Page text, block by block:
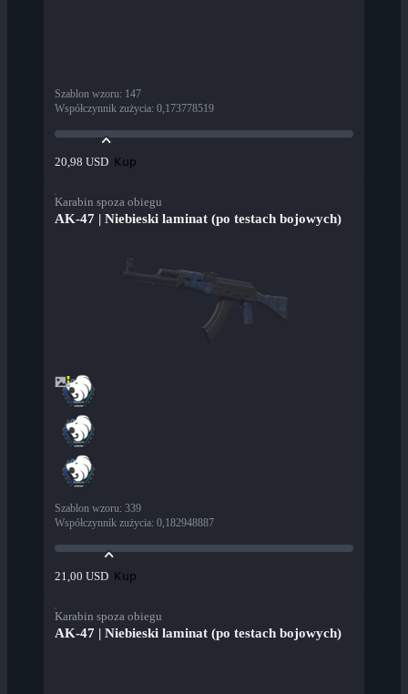
Szablon wzoru: 147
Współczynnik zużycia: 0,173778519
20,98 USD Kup
Karabin spoza obiegu
AK-47 | Niebieski laminat (po testach bojowych)
Szablon wzoru: 339
Współczynnik zużycia: 0,182948887
21,00 USD Kup
Karabin spoza obiegu
AK-47 | Niebieski laminat (po testach bojowych)